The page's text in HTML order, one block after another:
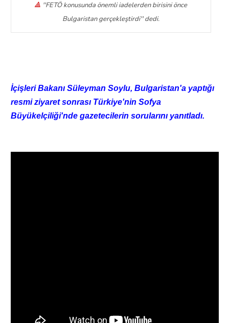
🔺 ''FETÖ konusunda önemli iadelerden birisini önce
Bulgaristan gerçekleştirdi'' dedi.
İçişleri Bakanı Süleyman Soylu, Bulgaristan'a yaptığı
resmi ziyaret sonrası Türkiye'nin Sofya
Büyükelçiliği'nde gazetecilerin sorularını yanıtladı.